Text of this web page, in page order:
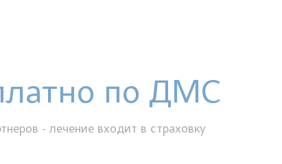
по ДМС
- лечение входит в страховку